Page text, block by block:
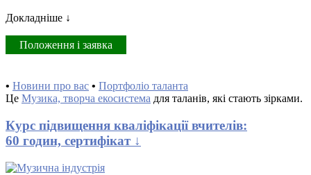
Докладніше ↓
Положення і заявка
• Новини про вас • Портфоліо таланта
Це Музика, творча екосистема для таланів, які стають зірками.
Курс підвищення кваліфікації вчителів:
60 годин, сертифікат ↓